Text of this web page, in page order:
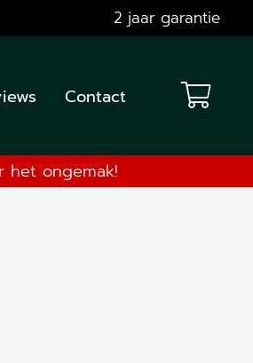
2 jaar garantie
Contact
het ongemak!